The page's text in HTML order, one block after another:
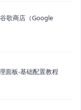
歌商店（Google
面板-基础配置教程